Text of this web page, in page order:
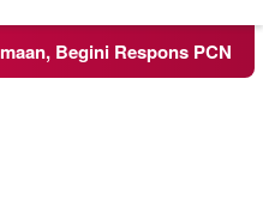
Respons PCNU dan